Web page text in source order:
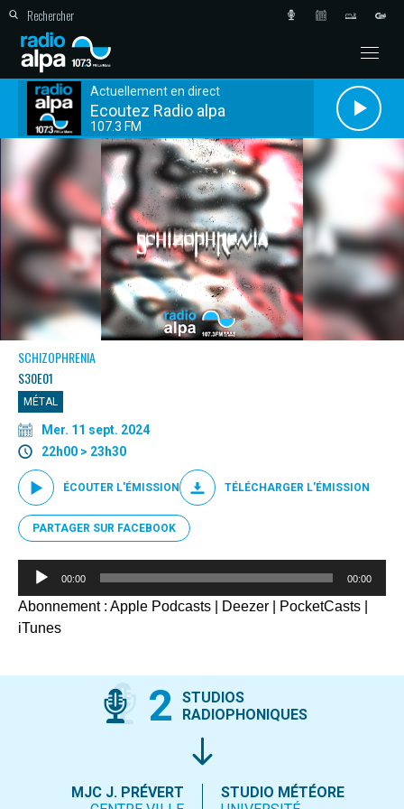
Actuellement en direct
Ecoutez Radio alpa
107.3 FM
SCHIZOPHRENIA
S30E01
MÉTAL
Mer. 11 sept. 2024
22h00 > 23h30
ÉCOUTER L'ÉMISSION TÉLÉCHARGER L'ÉMISSION
PARTAGER SUR FACEBOOK
Lecteur
00:00 00:00
Abonnement : Apple Podcasts Deezer PocketCasts
iTunes
2
STUDIOS
RADIOPHONIQUES
MJC J. PRÉVERT
STUDIO MÉTÉORE